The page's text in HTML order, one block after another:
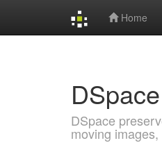
Home
DSpace
DSpace
moving